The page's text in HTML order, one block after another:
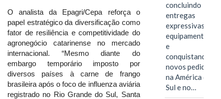
O analista da Epagri/Cepa reforça o
papel estratégico da diversificação como
fator de resiliência e competitividade do
agronegócio catarinense no mercado
internacional. “Mesmo diante do
embargo temporário imposto por
diversos países à carne de frango
brasileira após o foco de influenza aviária
registrado no Rio Grande do Sul, Santa
concluindo
entregas
expressivas de
equipamentos
e
conquistando
novos pedidos
na América do
Sul e no…